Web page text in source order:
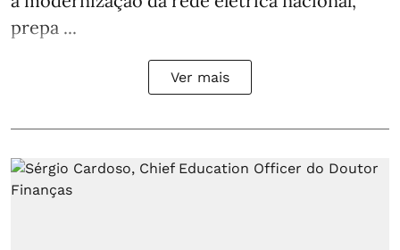
prepa ...
Ver mais